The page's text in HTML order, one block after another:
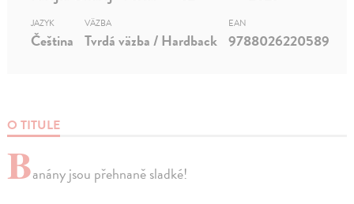
O TITULE
Banány jsou přehnaně sladké!
JAZYK
Čeština
VÄZBA
Tvrdá väzba / Hardback
EAN
9788026220589